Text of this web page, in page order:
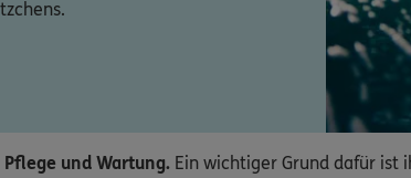
und Wartung. Ein wichtiger Grund dafür ist